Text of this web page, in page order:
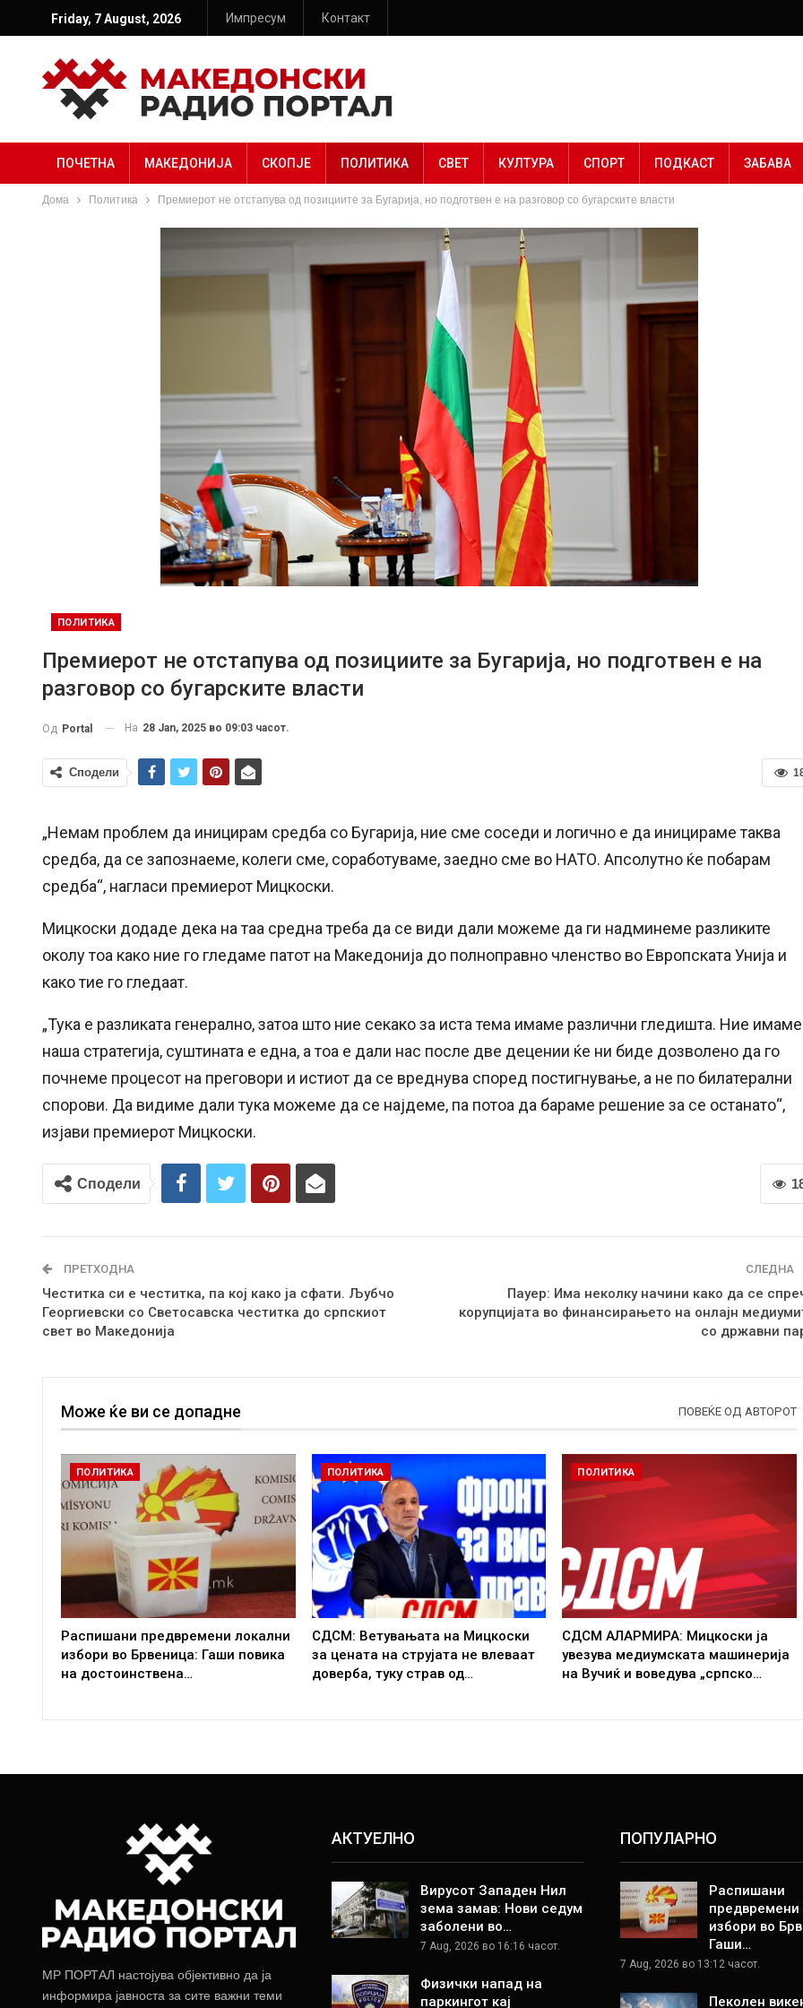
Friday, 7 August, 2026 Импресум Контакт
ПОЧЕТНА МАКЕДОНИЈА СКОПЈЕ ПОЛИТИКА СВЕТ КУЛТУРА СПОРТ ПОДКАСТ ЗАБАВА
Дома Политика Премиерот не отстапува од позициите за Бугарија, но подготвен е на разговор со бугарските власти
ПОЛИТИКА
Премиерот не отстапува од позициите за Бугарија, но подготвен е на
разговор со бугарските власти
Од Portal На 28 Jan, 2025 во 09:03 часот.
Сподели
„Немам проблем да иницирам средба со Бугарија, ние сме соседи и логично е да иницираме таква
средба, да се запознаеме, колеги сме, соработуваме, заедно сме во НАТО. Апсолутно ќе побарам
средба“, нагласи премиерот Мицкоски.
Мицкоски додаде дека на таа средна треба да се види дали можеме да ги надминеме разликите
околу тоа како ние го гледаме патот на Македонија до полноправно членство во Европската Унија и
како тие го гледаат.
„Тука е разликата генерално, затоа што ние секако за иста тема имаме различни гледишта. Ние имаме
наша стратегија, суштината е една, а тоа е дали нас после две децении ќе ни биде дозволено да го
почнеме процесот на преговори и истиот да се вреднува според постигнување, а не по билатерални
спорови. Да видиме дали тука можеме да се најдеме, па потоа да бараме решение за се останато“,
изјави премиерот Мицкоски.
Сподели
ПРЕТХОДНА
Честитка си е честитка, па кој како ја сфати. Љубчо
Георгиевски со Светосавска честитка до српскиот
свет во Македонија
СЛЕДНА
Пауер: Има неколку начини како да се
корупцијата во финансирањето на онлајн
со државни
Може ќе ви се допадне ПОВЕЌЕ ОД АВТОРОТ
ПОЛИТИКА
Распишани предвремени локални
избори во Брвеница: Гаши повика
на достоинствена…
ПОЛИТИКА
СДСМ: Ветувањата на Мицкоски
за цената на струјата не влеваат
доверба, туку страв од…
ПОЛИТИКА
СДСМ АЛАРМИРА: Мицкоски ја
увезува медиумската машинерија
на Вучиќ и воведува „српско…
МР ПОРТАЛ настојува објективно да ја
информира јавноста за сите важни теми
АКТУЕЛНО
Вирусот Западен Нил
зема замав: Нови седум
заболени во…
7 Aug, 2026 во 16:16 часот.
Физички напад на
паркингот кај
ПОПУЛАРНО
Распишани
предвремени
избори во
Гаши…
7 Aug, 2026 во 13:12 часот.
Пеколен